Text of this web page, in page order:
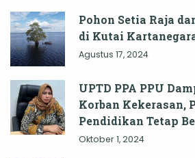
Pohon Setia Raja
di Kutai
Agustus 17, 2024
UPTD PPA PPU
Korban Kekerasan,
Pendidikan Tetap
Oktober 1, 2024